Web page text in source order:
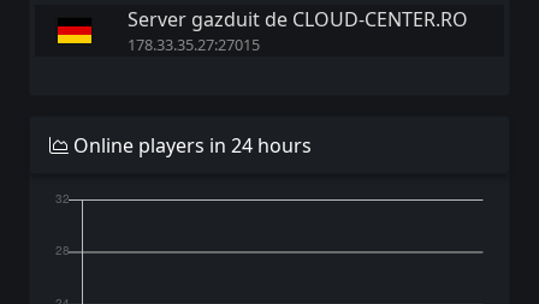
Server gazduit de CLOUD-CENTER.RO
178.33.35.27:27015
Online players in 24 hours